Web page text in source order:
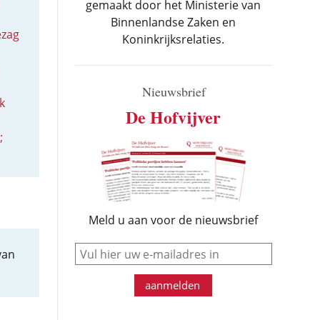
gemaakt door het Ministerie van
Binnenlandse Zaken en
Koninkrijksrelaties.
Nieuwsbrief
De Hofvijver
Meld u aan voor de nieuwsbrief
e-mail
aanmelden